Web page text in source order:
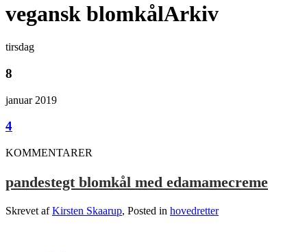
vegansk blomkålArkiv
tirsdag
8
januar 2019
4
KOMMENTARER
pandestegt blomkål med edamamecreme
Skrevet afKirsten Skaarup, Posted in hovedretter